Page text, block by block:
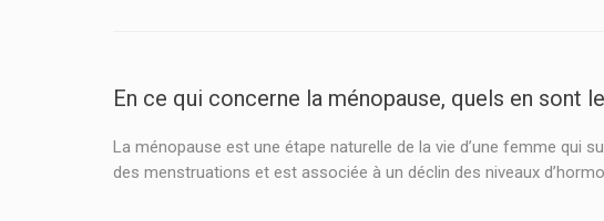
En ce qui concerne la ménopause, quels en sont
La ménopause est une étape naturelle de la vie d’une femme qui
des menstruations et est associée à un déclin des niveaux